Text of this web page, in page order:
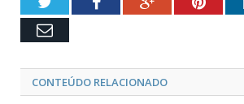
Email
CONTEÚDO RELACIONADO